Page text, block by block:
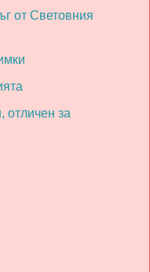
от Световния
за